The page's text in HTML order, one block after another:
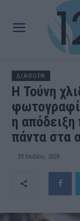
ΔΙΑΦΟΡΑ
Η Τούνη
η απόδειξη
πάντα στα
29 Ιουλίου, 2024